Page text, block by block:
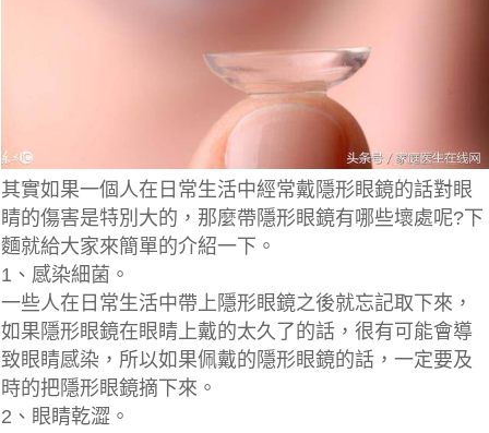
其實如果一個人在日常生活中經常戴隱形眼鏡的話對眼
睛的傷害是特別大的，那麼帶隱形眼鏡有哪些壞處呢?下
麵就給大家來簡單的介紹一下。
1、感染細菌。
一些人在日常生活中帶上隱形眼鏡之後就忘記取下來，
如果隱形眼鏡在眼睛上戴的太久了的話，很有可能會導
致眼睛感染，所以如果佩戴的隱形眼鏡的話，一定要及
時的把隱形眼鏡摘下來。
2、眼睛乾澀。